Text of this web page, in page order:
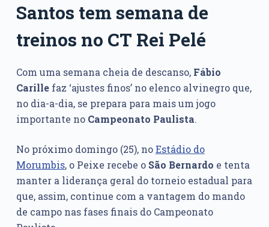
Santos tem semana de
treinos no CT Rei Pelé
Com uma semana cheia de descanso, Fábio
Carillefaz ‘ajustes finos’ no elenco alvinegro que,
no dia-a-dia, se prepara para mais um jogo
importante no Campeonato Paulista.
No próximo domingo (25), noEstádio do
Morumbis, o Peixe recebe o São Bernardo e tenta
manter a liderança geral do torneio estadual para
que, assim, continue com a vantagem do mando
de campo nas fases finais do Campeonato